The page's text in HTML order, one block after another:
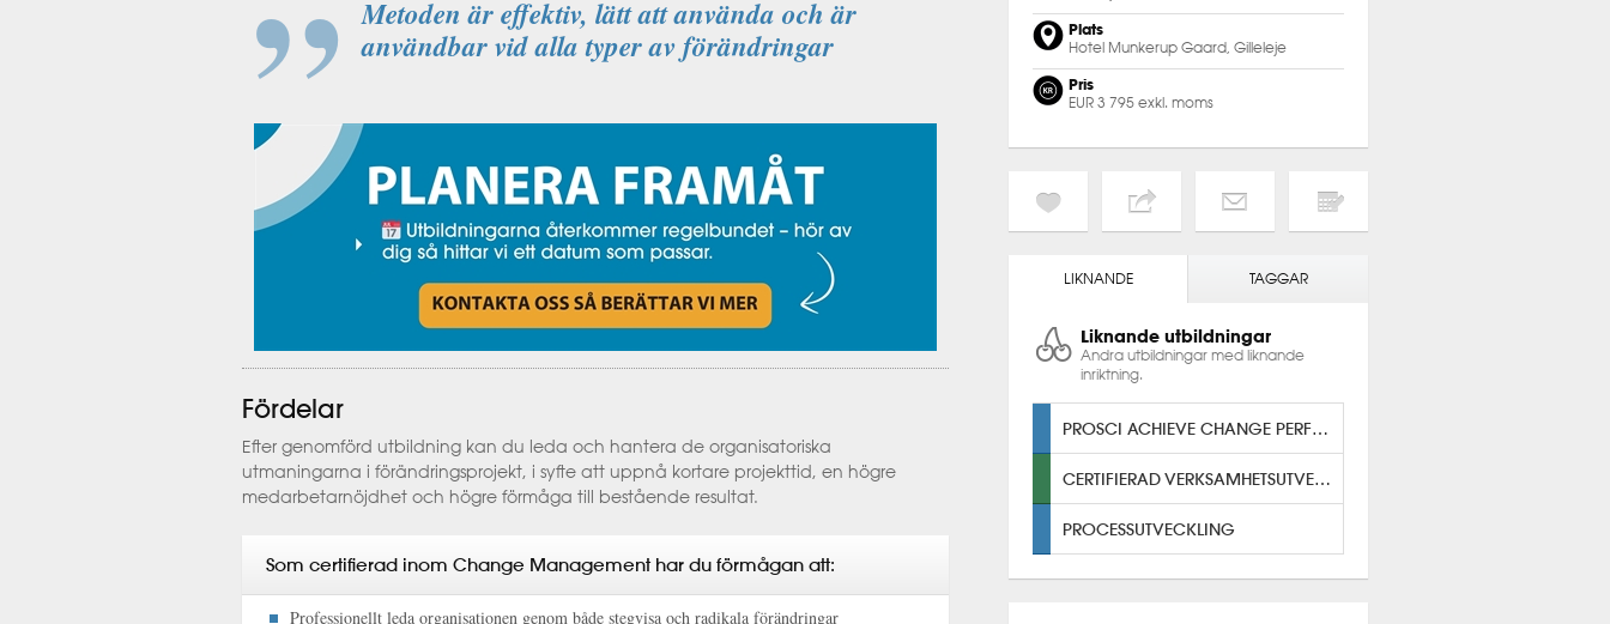
Metoden är effektiv, lätt att använda och är
användbar vid alla typer av förändringar
Fördelar
Efter genomförd utbildning kan du leda och hantera de organisatoriska
utmaningarna i förändringsprojekt, i syfte att uppnå kortare projekttid, en högre
medarbetarnöjdhet och högre förmåga till bestående resultat.
Som certifierad inom Change Management har du förmågan att:
Professionellt leda organisationen genom både stegvisa och radikala förändringar
Plats
Hotel Munkerup Gaard, Gilleleje
Pris
EUR 3 795 exkl. moms
LIKNANDE TAGGAR
Liknande utbildningar
Andra utbildningar med liknande
inriktning.
PROSCI ACHIEVE CHANGE PERFORMANCE
CERTIFIERAD VERKSAMHETSUTVECKLARE
PROCESSUTVECKLING